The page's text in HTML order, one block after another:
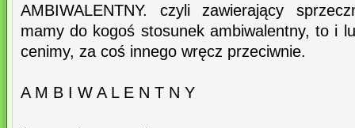
AMBIWALENTNY. czyli zawierający
mamy do kogoś stosunek ambiwalentny, to i
cenimy, za coś innego wręcz przeciwnie.
A M B I W A L E N T N Y